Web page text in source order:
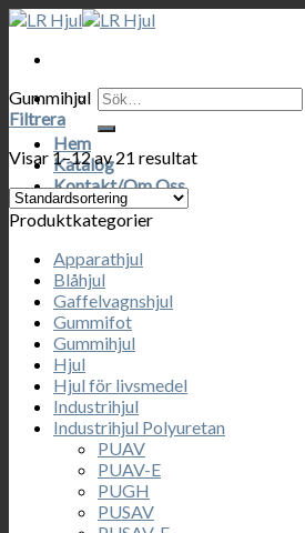
Skip
content
Sök
efter:
Hem
Katalog
Kontakt/Om Oss
Gummihjul
Filtrera
Visar 1–12 av 21 resultat
Produktkategorier
Apparathjul
Blåhjul
Gaffelvagnshjul
Gummifot
Gummihjul
Hjul
Hjul för livsmedel
Industrihjul
Industrihjul Polyuretan
PUAV
PUAV-E
PUGH
PUSAV